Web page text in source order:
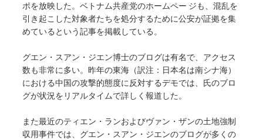
ポを放映した。ベトナム共産党のホームペー ジも、混乱を
引き起こした対象者たちを処分するために公安が証拠を集
めているという記事を掲載している。
グエン・スアン・ジエン博士のブログは有名で、アクセス
数も非常に多い。昨年の東海（訳注：日本名は南シナ海）
における中国の攻撃的態度に反対するデモでは、氏のブロ
グが状況をリアルタイムで詳しく報道した。
また最近のティエン・ランおよびヴァン・ザンの土地強制
収用事件では、グエン・スアン・ジエンのブログが多くの